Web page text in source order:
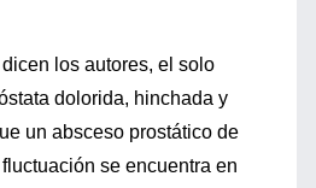
los autores, el solo
dolorida, hinchada y
un absceso prostático de
se encuentra en